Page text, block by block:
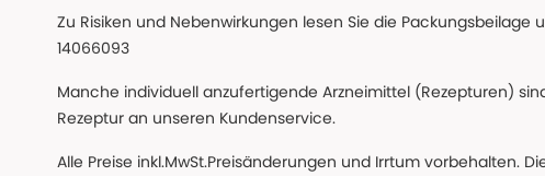
Zu Risiken und Nebenwirkungen lesen Sie die Packungsbeilage
14066093
Manche individuell anzufertigende Arzneimittel (Rezepturen)
Rezeptur an unseren Kundenservice.
Alle Preise inkl.MwSt.Preisänderungen und Irrtum vorbehalten.